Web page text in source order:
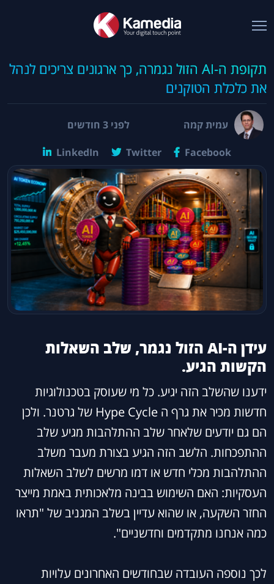
תקופת ה-AI הזול נגמרה, כך ארגונים צריכים לנהל
את כלכלת הטוקנים
עמית קמה לפני 3 חודשים
Facebook
Twitter
LinkedIn
עידן ה-AI הזול נגמר, שלב השאלות
הקשות הגיע.
ידענו שהשלב הזה יגיע. כל מי שעוסק בטכנולוגיות
חדשות מכיר את גרף ה Hype Cycle של גרטנר. ולכן
הם גם יודעים שלאחר שלב ההתלהבות מגיע שלב
ההתפכחות. הלשב הזה הגיע בצורת מעבר משלב
ההתלהבות מכלי חדש או דמו מרשים לשלב השאלות
העסקיות: האם השימוש בבינה מלאכותית באמת מייצר
החזר השקעה, או שהוא עדיין בשלב המגניב של "תראו
כמה אנחנו מתקדמים וחדשניים".
לכך נוספה העובדה שבחודשים האחרונים עלויות